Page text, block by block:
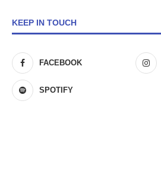
KEEP IN TOUCH
FACEBOOK
SPOTIFY